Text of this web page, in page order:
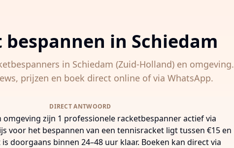
bespannen in Schiedam
in Schiedam (Zuid-Holland)en omgeving.
prijzen en boek direct online of via WhatsApp.
DIRECT ANTWOORD
omgeving zijn 1 professionele racketbespanner actief via
voor het bespannen van een tennisracket ligt tussen €15 en
doorgaans binnen 24–48 uur klaar. Boeken kan direct via